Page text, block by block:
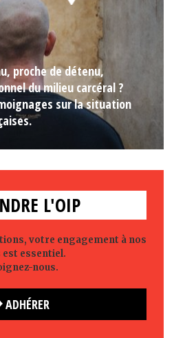
proche de détenu,
du milieu carcéral ?
sur la situation
L'OIP
votre engagement à nos
est essentiel.
nous.
ADHÉRER